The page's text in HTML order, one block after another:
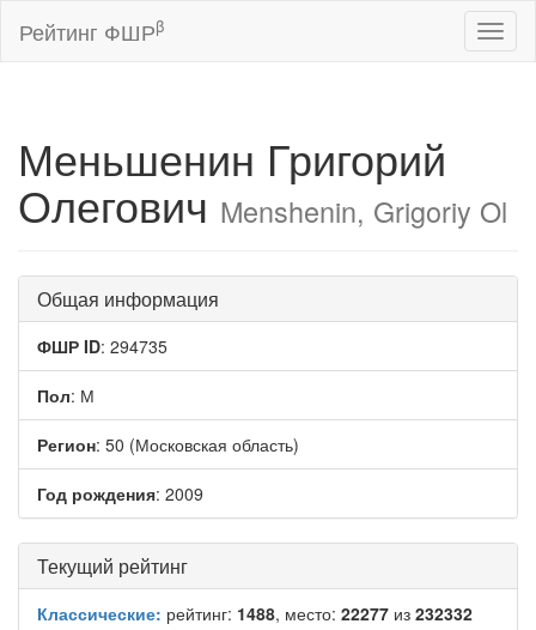
Рейтинг ФШРβ
Меньшенин Григорий
Олегович Menshenin, Grigoriy Ol
Общая информация
ФШР ID: 294735
Пол: М
Регион: 50 (Московская область)
Год рождения: 2009
Текущий рейтинг
Классические: рейтинг: 1488, место: 22277 из 232332